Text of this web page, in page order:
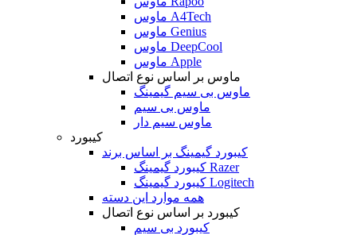
ماوس A4Tech
ماوس Genius
ماوس DeepCool
ماوس Apple
ماوس بر اساس نوع اتصال
ماوس بی سیم گیمینگ
ماوس بی سیم
ماوس سیم دار
کیبورد
کیبورد گیمینگ بر اساس برند
کیبورد گیمینگ Razer
کیبورد گیمینگ Logitech
همه موارد این دسته
کیبورد بر اساس نوع اتصال
کیبورد بی سیم